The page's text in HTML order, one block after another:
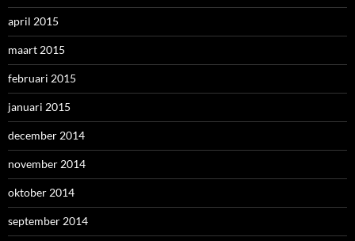
april 2015
maart 2015
februari 2015
januari 2015
december 2014
november 2014
oktober 2014
september 2014